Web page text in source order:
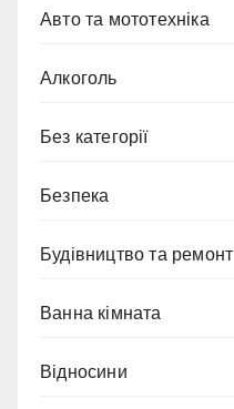
Авто та мототехніка
Алкоголь
Без категорії
Безпека
Будівництво та ремонт
Ванна кімната
Відносини